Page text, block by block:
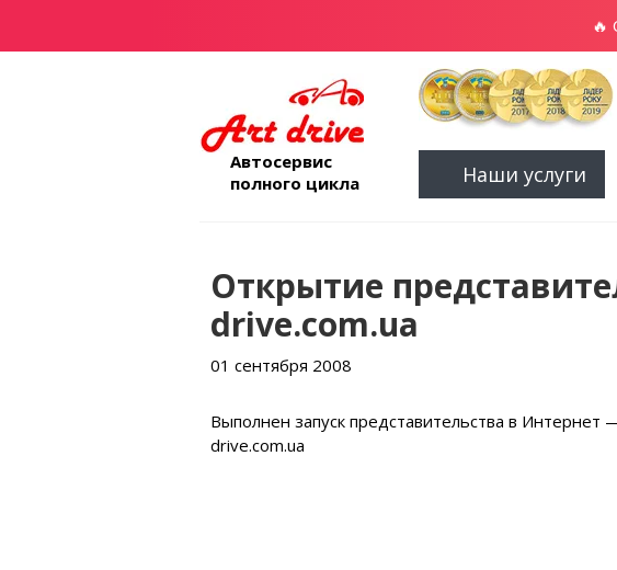
🔥
Наши услуги
Автосервис
полного цикла
Открытие
drive.com.ua
01 сентября 2008
Выполнен запуск представительства в Интернет
drive.com.ua